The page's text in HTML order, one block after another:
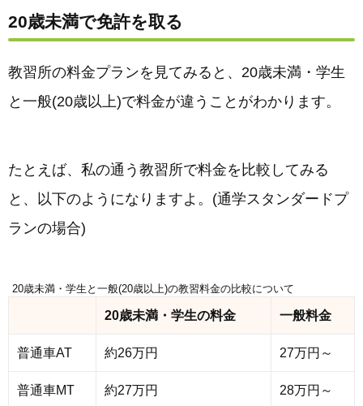
20歳未満で免許を取る
教習所の料金プランを見てみると、20歳未満・学生
と一般(20歳以上)で料金が違うことがわかります。
たとえば、私の通う教習所で料金を比較してみる
と、以下のようになりますよ。(通学スタンダードプ
ランの場合)
20歳未満・学生と一般(20歳以上)の教習料金の比較について
20歳未満・学生の料金 一般料金
普通車AT 約26万円 27万円～
普通車MT 約27万円 28万円～